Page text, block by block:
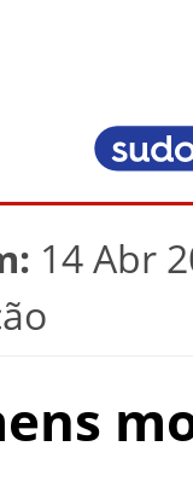
14 Abr